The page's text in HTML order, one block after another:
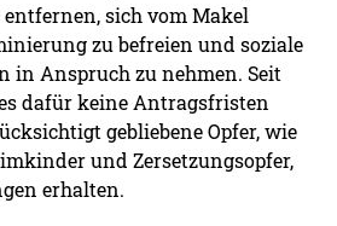
sich vom Makel
zu befreien und soziale
in Anspruch zu nehmen. Seit
dafür keine Antragsfristen
gebliebene Opfer, wie
und Zersetzungsopfer,
erhalten.